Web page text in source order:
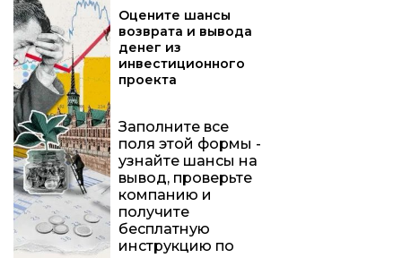
Оцените шансы
возврата и вывода
денег из
инвестиционного
проекта
Заполните все
поля этой формы -
узнайте шансы на
вывод, проверьте
компанию и
получите
бесплатную
инструкцию по